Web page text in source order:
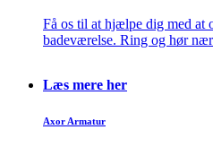
Få os til at hjælpe dig med at
badeværelse. Ring og hør
Læs mere her
Axor Armatur